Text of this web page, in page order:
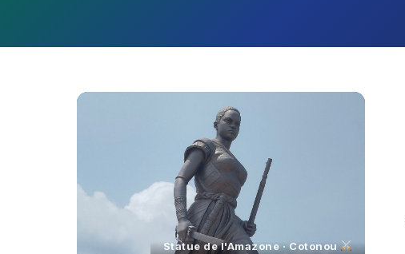
Statue de l'Amazone · Cotonou